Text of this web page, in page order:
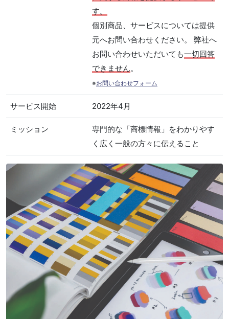
す。
個別商品、サービスについては提供
元へお問い合わせください。 弊社へ
お問い合わせいただいても一切回答
できません。
※お問い合わせフォーム
サービス開始 2022年4月
ミッション
専門的な「商標情報」をわかりやす
く広く一般の方々に伝えること